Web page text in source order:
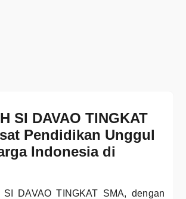
SI DAVAO TINGKAT
Pendidikan Unggul
Indonesia di
SI DAVAO TINGKAT SMA, dengan